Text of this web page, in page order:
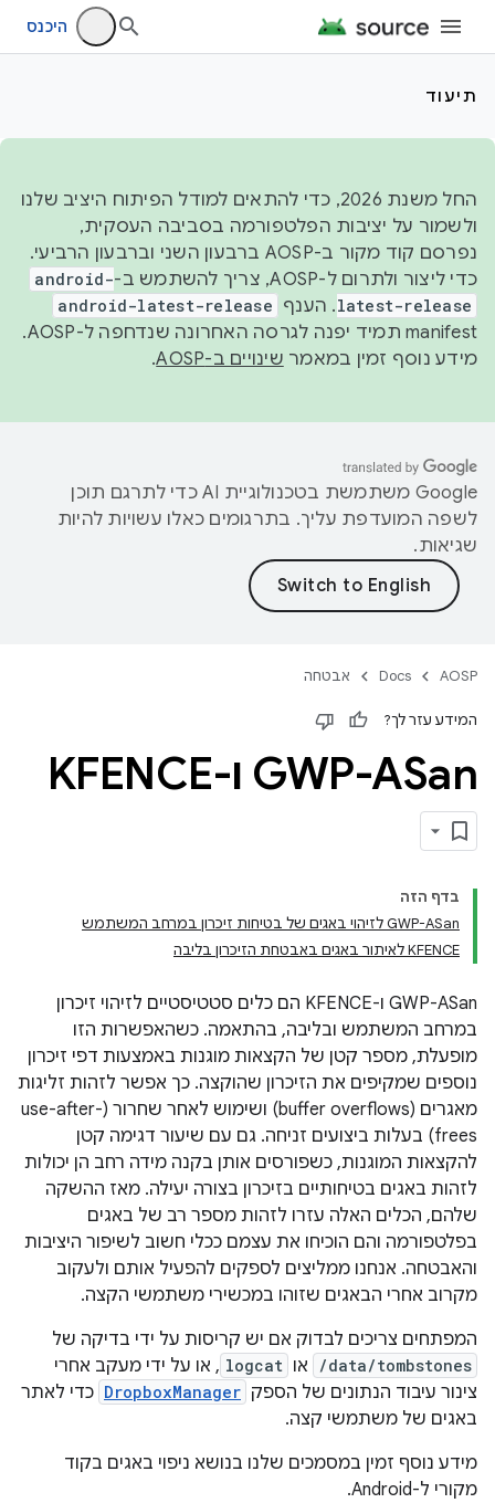
היכנס
תיעוד
החל משנת 2026, כדי להתאים למודל הפיתוח היציב שלנו
ולשמור על יציבות הפלטפורמה בסביבה העסקית,
נפרסם קוד מקור ב-AOSP ברבעון השני וברבעון הרביעי.
כדי ליצור ולתרום ל-AOSP, צריך להשתמש ב-
android-
latest-release. הענף android-latest-release
manifest תמיד יפנה לגרסה האחרונה שנדחפה ל-AOSP.
מידע נוסף זמין במאמר שינויים ב-AOSP .
‫Google משתמשת בטכנולוגיית AI כדי לתרגם תוכן
לשפה המועדפת עליך. בתרגומים כאלו עשויות להיות
שגיאות.
AOSP
Docs אבטחה
המידע עזר לך?
GWP-ASan ו-KFENCE
בדף הזה
GWP-ASan לזיהוי באגים של בטיחות זיכרון במרחב המשתמש
KFENCE לאיתור באגים באבטחת הזיכרון בליבה
GWP-ASan ו-KFENCE הם כלים סטטיסטיים לזיהוי זיכרון
במרחב המשתמש ובליבה, בהתאמה. כשהאפשרות הזו
מופעלת, מספר קטן של הקצאות מוגנות באמצעות דפי זיכרון
נוספים שמקיפים את הזיכרון שהוקצה. כך אפשר לזהות זליגות
מאגרים (buffer overflows) ושימוש לאחר שחרור (use-after-
frees) בעלות ביצועים זניחה. גם עם שיעור דגימה קטן
להקצאות המוגנות, כשפורסים אותן בקנה מידה רחב הן יכולות
לזהות באגים בטיחותיים בזיכרון בצורה יעילה. מאז ההשקה
שלהם, הכלים האלה עזרו לזהות מספר רב של באגים
בפלטפורמה והם הוכיחו את עצמם ככלי חשוב לשיפור היציבות
והאבטחה. אנחנו ממליצים לספקים להפעיל אותם ולעקוב
מקרוב אחרי הבאגים שזוהו במכשירי משתמשי הקצה.
המפתחים צריכים לבדוק אם יש קריסות על ידי בדיקה של
/data/tombstones או logcat , או על ידי מעקב אחרי
צינור עיבוד הנתונים של הספק DropboxManager כדי לאתר
באגים של משתמשי קצה.
מידע נוסף זמין במסמכים שלנו בנושא ניפוי באגים בקוד
מקורי ל-Android.